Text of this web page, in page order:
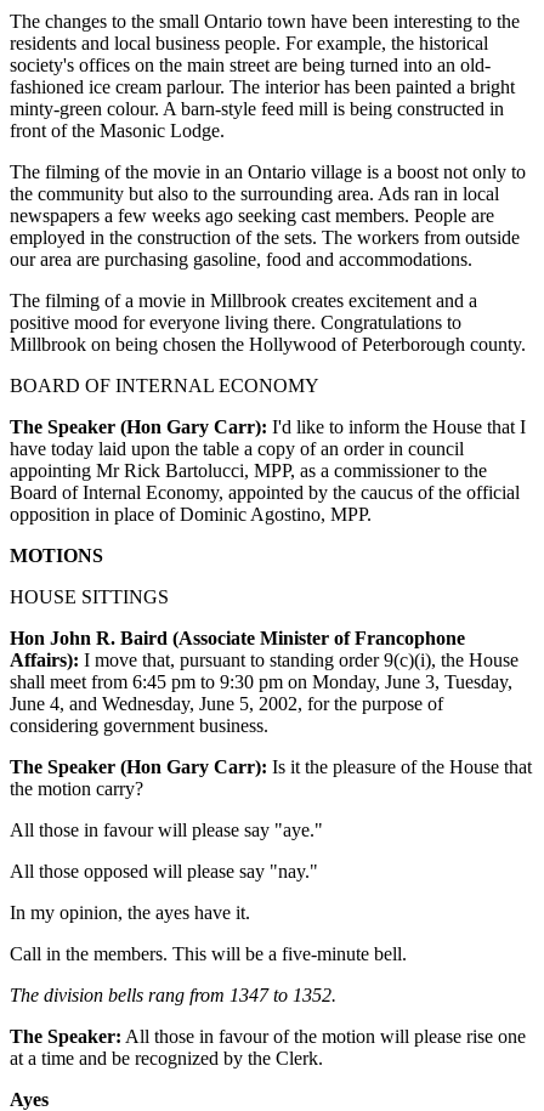
The changes to the small Ontario town have been interesting to the
residents and local business people. For example, the historical
society's offices on the main street are being turned into an old-
fashioned ice cream parlour. The interior has been painted a bright
minty-green colour. A barn-style feed mill is being constructed in
front of the Masonic Lodge.
The filming of the movie in an Ontario village is a boost not only to
the community but also to the surrounding area. Ads ran in local
newspapers a few weeks ago seeking cast members. People are
employed in the construction of the sets. The workers from outside
our area are purchasing gasoline, food and accommodations.
The filming of a movie in Millbrook creates excitement and a
positive mood for everyone living there. Congratulations to
Millbrook on being chosen the Hollywood of Peterborough county.
BOARD OF INTERNAL ECONOMY
The Speaker (Hon Gary Carr): I'd like to inform the House that I
have today laid upon the table a copy of an order in council
appointing Mr Rick Bartolucci, MPP, as a commissioner to the
Board of Internal Economy, appointed by the caucus of the official
opposition in place of Dominic Agostino, MPP.
MOTIONS
HOUSE SITTINGS
Hon John R. Baird (Associate Minister of Francophone
Affairs): I move that, pursuant to standing order 9(c)(i), the House
shall meet from 6:45 pm to 9:30 pm on Monday, June 3, Tuesday,
June 4, and Wednesday, June 5, 2002, for the purpose of
considering government business.
The Speaker (Hon Gary Carr): Is it the pleasure of the House that
the motion carry?
All those in favour will please say "aye."
All those opposed will please say "nay."
In my opinion, the ayes have it.
Call in the members. This will be a five-minute bell.
The division bells rang from 1347 to 1352.
The Speaker: All those in favour of the motion will please rise one
at a time and be recognized by the Clerk.
Ayes